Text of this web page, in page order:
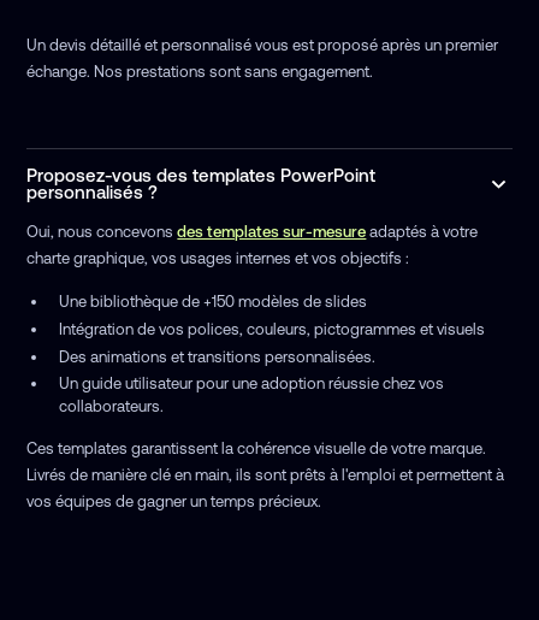
Un devis détaillé et personnalisé vous est proposé après un premier
échange. Nos prestations sont sans engagement.
Proposez-vous des templates PowerPoint
personnalisés ?
Oui, nous concevonsdes templates sur-mesure adaptés à votre
charte graphique, vos usages internes et vos objectifs :
Une bibliothèque de +150 modèles de slides
Intégration de vos polices, couleurs, pictogrammes et visuels
Des animations et transitions personnalisées.
Un guide utilisateur pour une adoption réussie chez vos
collaborateurs.
Ces templates garantissent la cohérence visuelle de votre marque.
Livrés de manière clé en main, ils sont prêts à l'emploi et permettent à
vos équipes de gagner un temps précieux.